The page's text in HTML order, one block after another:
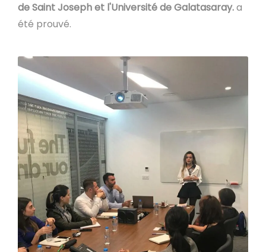
de Saint Joseph et l'Université de Galatasaray.a
été prouvé.